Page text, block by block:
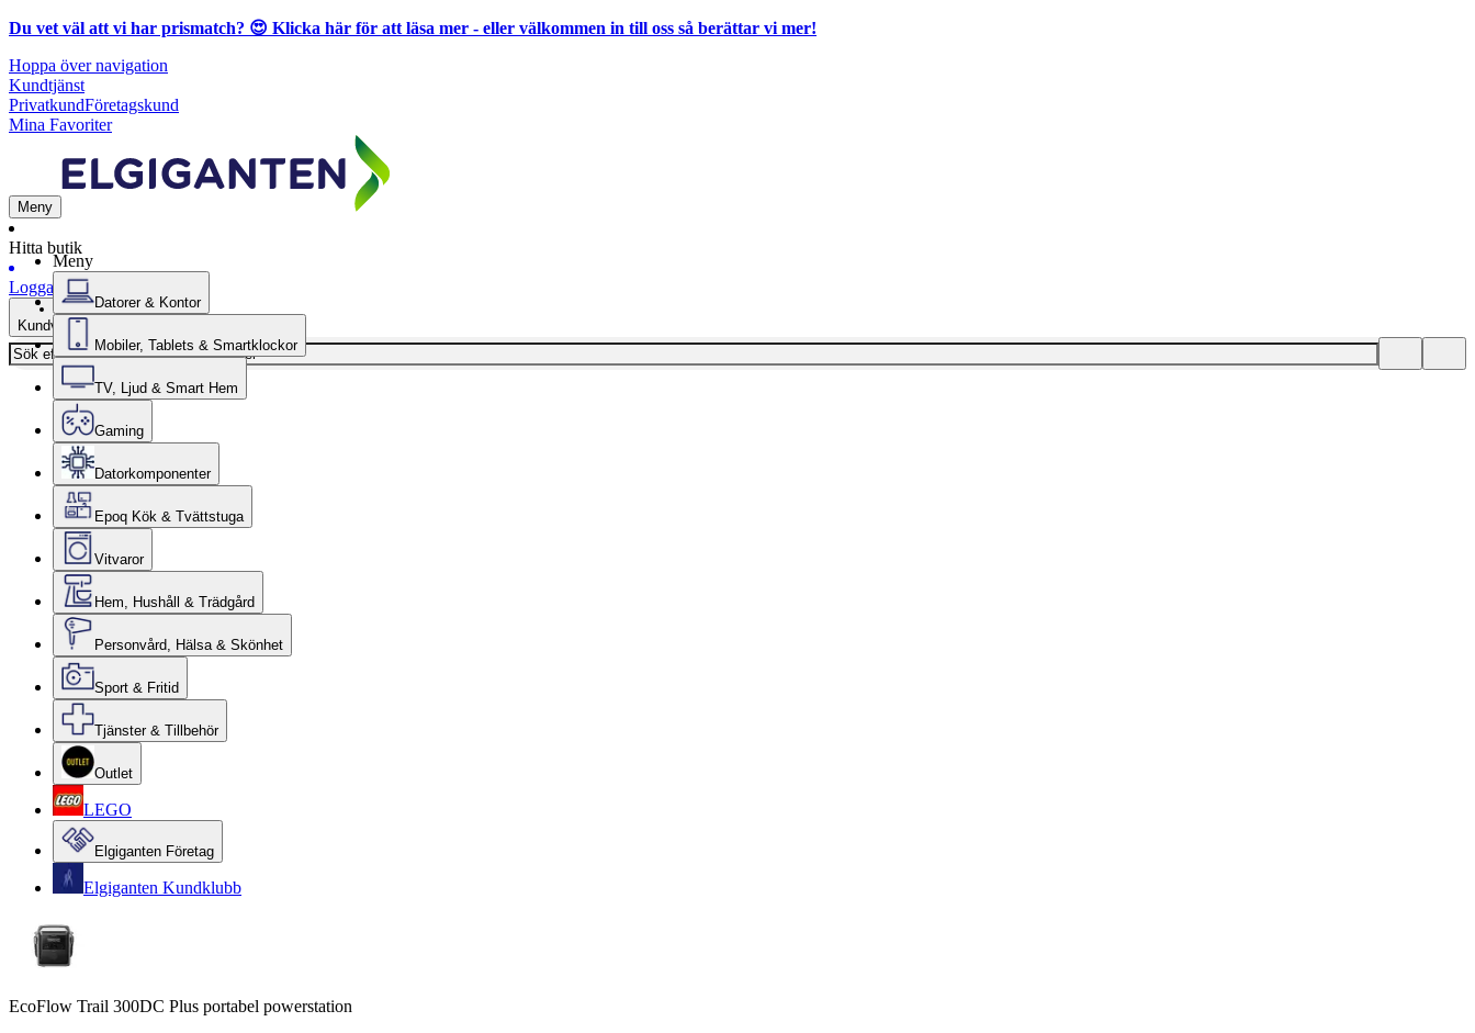
Du vet väl att vi har prismatch? 😍 Klicka här för att läsa mer - eller välkommen in till oss så berättar vi mer!
Hoppa över navigation
Kundtjänst
PrivatkundFöretagskund
Mina Favoriter
Meny
Hitta butik
Logga in
Kundvagn
Meny
Datorer & Kontor
Mobiler, Tablets & Smartklockor
TV, Ljud & Smart Hem
Gaming
Datorkomponenter
Epoq Kök & Tvättstuga
Vitvaror
Hem, Hushåll & Trädgård
Personvård, Hälsa & Skönhet
Sport & Fritid
Tjänster & Tillbehör
Outlet
LEGO
Elgiganten Företag
Elgiganten Kundklubb
EcoFlow Trail 300DC Plus portabel powerstation